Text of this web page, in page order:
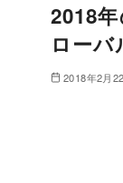
2018
ロー
2018年2月